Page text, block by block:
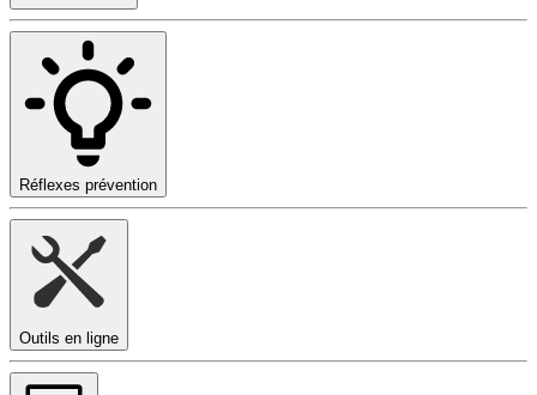
Réflexes prévention
Outils en ligne